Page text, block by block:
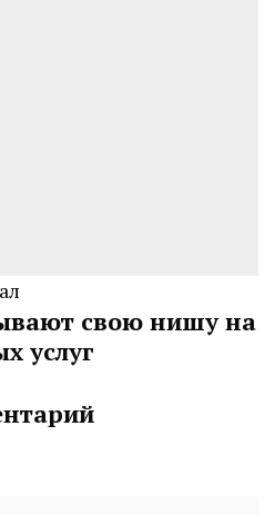
свою нишу на
услуг